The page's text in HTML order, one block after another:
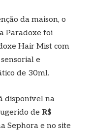
da maison, o
Paradoxe foi
Hair Mist com
e
de 30ml.
disponível na
de R$
Sephora e no site